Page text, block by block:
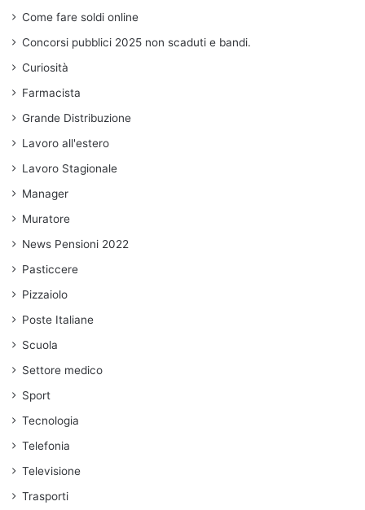
Come fare soldi online
Concorsi pubblici 2025 non scaduti e bandi.
Curiosità
Farmacista
Grande Distribuzione
Lavoro all'estero
Lavoro Stagionale
Manager
Muratore
News Pensioni 2022
Pasticcere
Pizzaiolo
Poste Italiane
Scuola
Settore medico
Sport
Tecnologia
Telefonia
Televisione
Trasporti